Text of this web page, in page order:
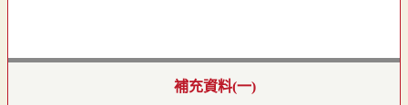
補充資料(一)